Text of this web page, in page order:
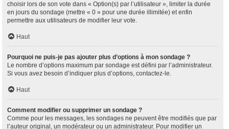
choisir lors de son vote dans « Option(s) par l’utilisateur », limiter la durée
en jours du sondage (mettre « 0 » pour une durée illimitée) et enfin
permettre aux utilisateurs de modifier leur vote.
Haut
Pourquoi ne puis-je pas ajouter plus d’options à mon sondage ?
Le nombre d’options maximum par sondage est défini par l’administrateur.
Si vous avez besoin d’indiquer plus d’options, contactez-le.
Haut
Comment modifier ou supprimer un sondage ?
Comme pour les messages, les sondages ne peuvent être modifiés que par
l’auteur original, un modérateur ou un administrateur. Pour modifier un